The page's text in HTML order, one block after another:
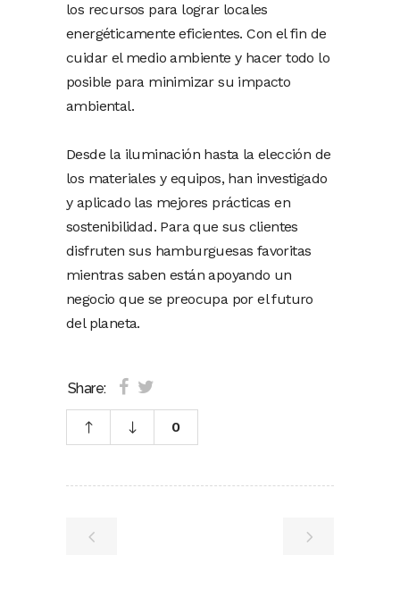
los recursos para lograr locales
energéticamente eficientes. Con el fin de
cuidar el medio ambiente y hacer todo lo
posible para minimizar su impacto
ambiental.
Desde la iluminación hasta la elección de
los materiales y equipos, han investigado
y aplicado las mejores prácticas en
sostenibilidad. Para que sus clientes
disfruten sus hamburguesas favoritas
mientras saben están apoyando un
negocio que se preocupa por el futuro
del planeta.
Share:
0